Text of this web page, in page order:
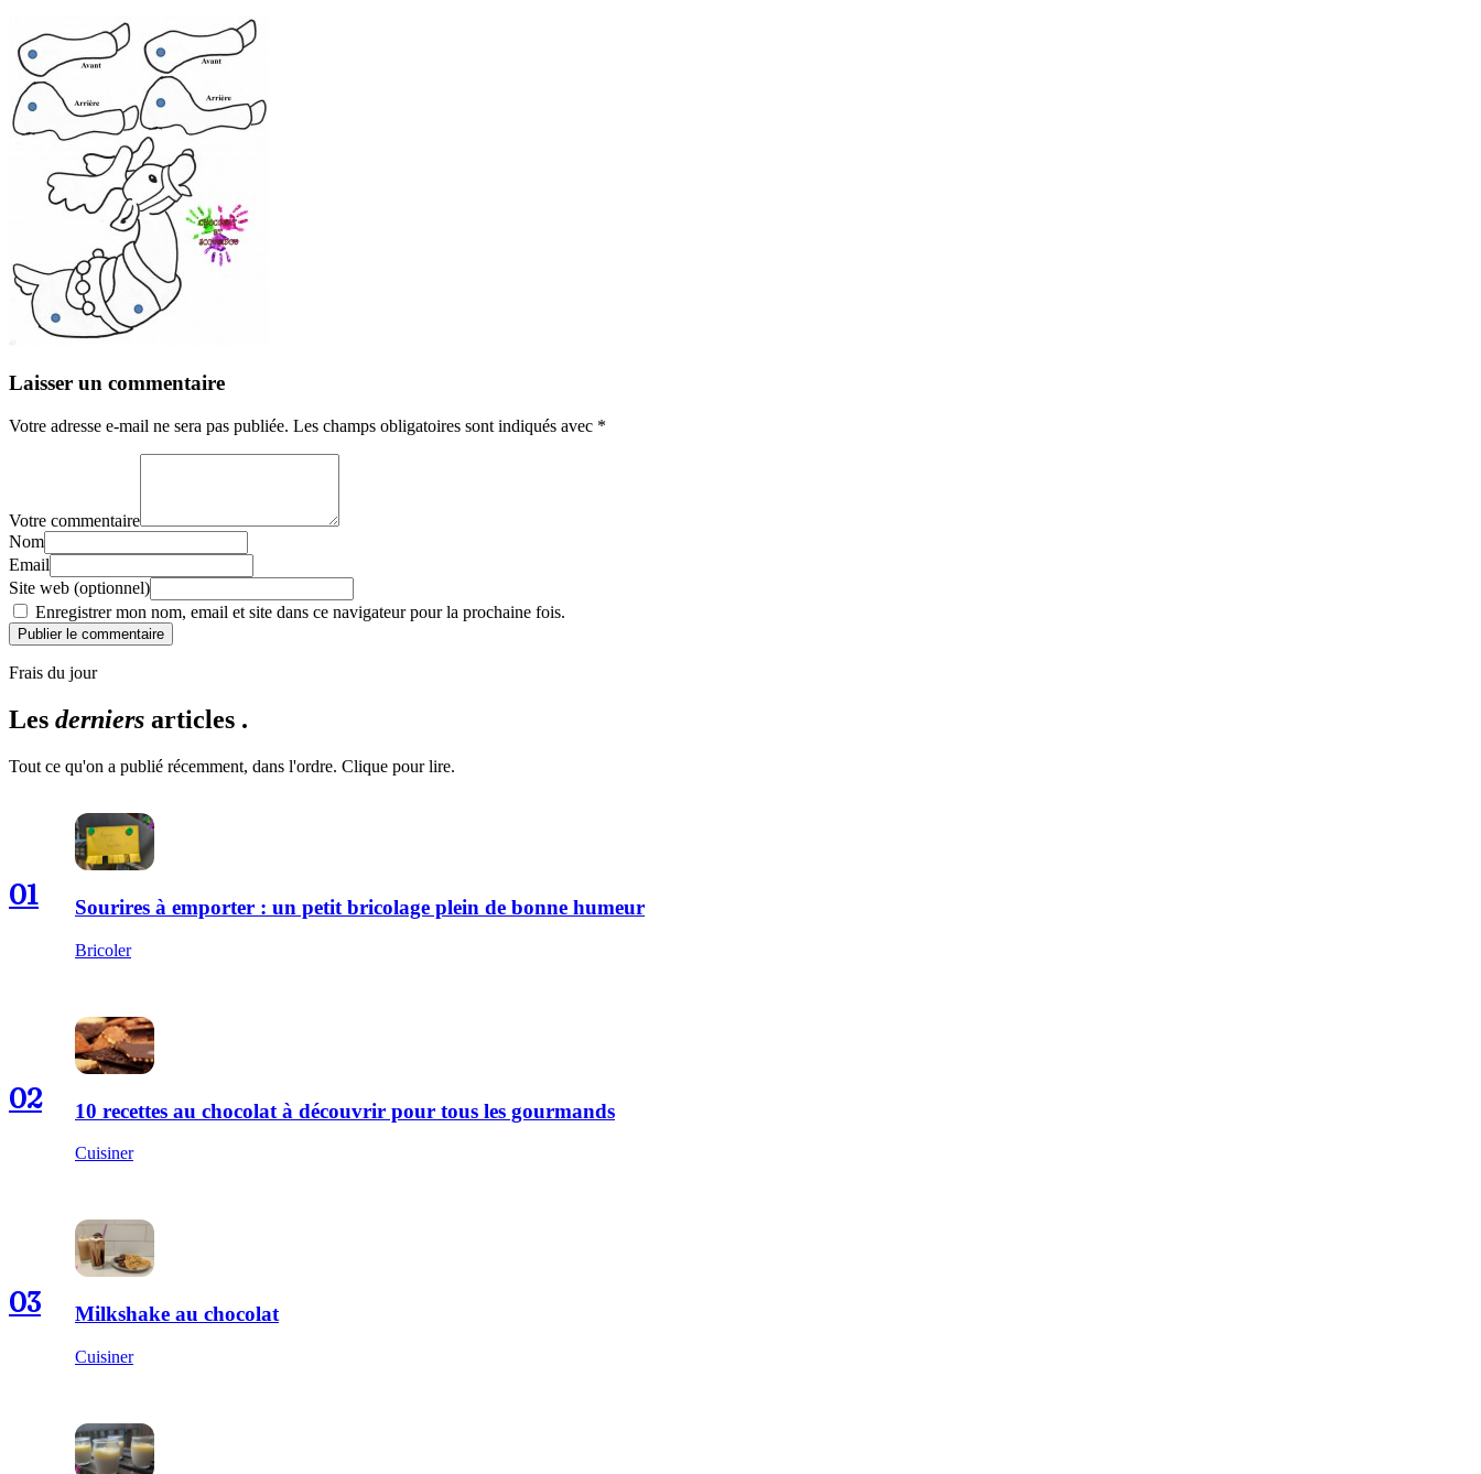
Laisser un commentaire
Votre adresse e-mail ne sera pas publiée. Les champs obligatoires sont indiqués avec *
Votre commentaire
Nom
Email
Site web (optionnel)
Enregistrer mon nom, email et site dans ce navigateur pour la prochaine fois.
Publier le commentaire
Frais du jour
Les derniers articles .
Tout ce qu'on a publié récemment, dans l'ordre. Clique pour lire.
01 Sourires à emporter : un petit bricolage plein de bonne humeur
Bricoler
02 10 recettes au chocolat à découvrir pour tous les gourmands
Cuisiner
03 Milkshake au chocolat
Cuisiner